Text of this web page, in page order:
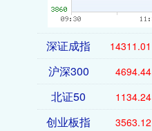
深证成指 14311.01
沪深300 4694.44
北证50 1134.24
创业板指 3563.12